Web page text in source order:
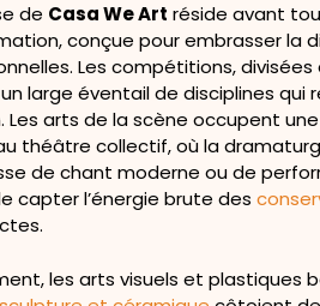
de Casa We Art réside avant
conçue pour embrasser la
Les compétitions,
large éventail de disciplines
Les arts de la scène occupent
théâtre collectif, où la
de chant moderne ou de
capter l’énergie brute des
les arts visuels et plastiques